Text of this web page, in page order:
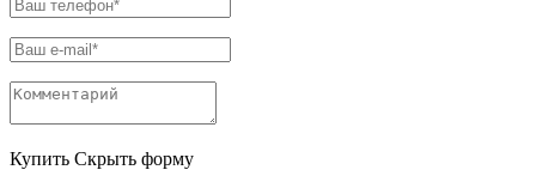
Купить Скрыть форму